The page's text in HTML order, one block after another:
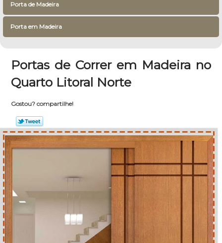
Porta de Madeira
Porta em Madeira
Portas de Correr em Madeira no
Quarto Litoral Norte
Gostou? compartilhe!